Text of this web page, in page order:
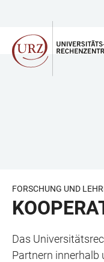
LINKS
ZUR
HAUPTINHALT
ÖFFNEN
ÖFFNEN
FORSCHUNG UND
Das
Partnern innerhalb